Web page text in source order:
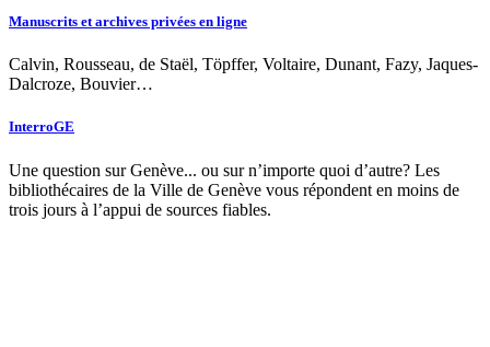
Manuscrits et archives privées en ligne
Calvin, Rousseau, de Staël, Töpffer, Voltaire, Dunant, Fazy, Jaques-
Dalcroze, Bouvier…
InterroGE
Une question sur Genève... ou sur n’importe quoi d’autre? Les
bibliothécaires de la Ville de Genève vous répondent en moins de
trois jours à l’appui de sources fiables.